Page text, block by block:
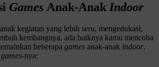
Games Anak-Anak Indoor
kegiatan yang lebih seru, mengedukasi,
kembangnya, ada baiknya kamu mencoba
beberapa games anak-anak indoor.
games-nya: